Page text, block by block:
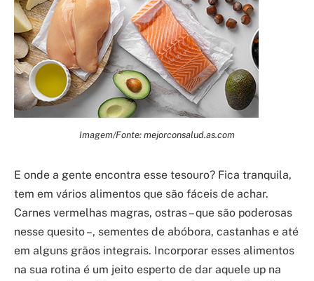
Imagem/Fonte: mejorconsalud.as.com
E onde a gente encontra esse tesouro? Fica tranquila,
tem em vários alimentos que são fáceis de achar.
Carnes vermelhas magras, ostras – que são poderosas
nesse quesito –, sementes de abóbora, castanhas e até
em alguns grãos integrais. Incorporar esses alimentos
na sua rotina é um jeito esperto de dar aquele up na